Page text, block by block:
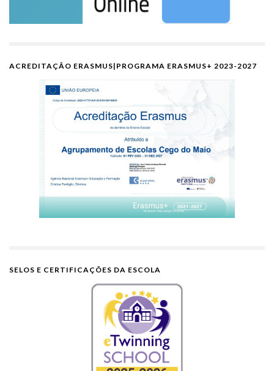
ACREDITAÇÃO ERASMUS|PROGRAMA ERASMUS+ 2023-2027
SELOS E CERTIFICAÇÕES DA ESCOLA